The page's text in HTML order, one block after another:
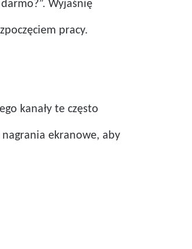
Wyjaśnię
pracy.
kanały te często
ekranowe, aby